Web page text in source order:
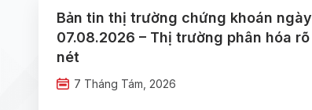
Bản tin thị trường chứng khoán ngày
07.08.2026 – Thị trường phân hóa rõ
nét
7 Tháng Tám, 2026